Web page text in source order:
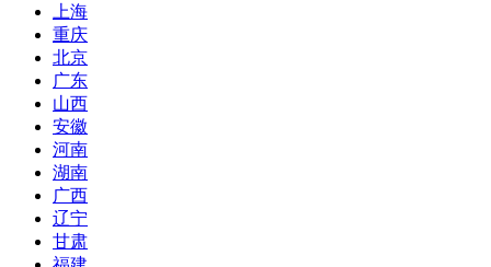
上海
重庆
北京
广东
山西
安徽
河南
湖南
广西
辽宁
甘肃